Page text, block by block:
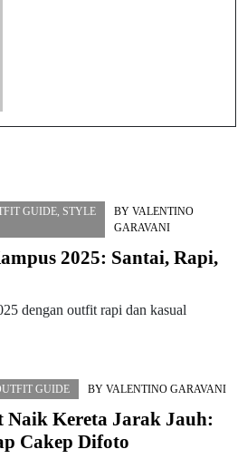
GUIDE, STYLE
BYVALENTINO
GARAVANI
2025: Santai, Rapi,
dengan outfit rapi dan kasual
GUIDE BY VALENTINO GARAVANI
Naik Kereta Jarak Jauh:
Cakep Difoto